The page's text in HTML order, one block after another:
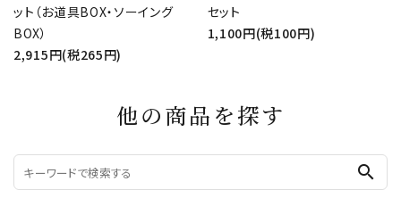
ット（お道具BOX・ソーイング
BOX）
2,915円(税265円)
セット
1,100円(税100円)
他の商品を探す
search